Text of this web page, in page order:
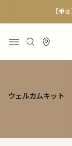
【重
ウェルカムキット